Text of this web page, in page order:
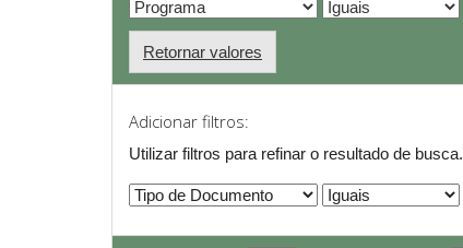
Retornar valores
Adicionar filtros:
Utilizar filtros para refinar o resultado de busca.